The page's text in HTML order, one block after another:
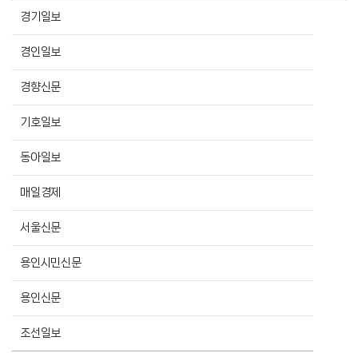
경기일보
경인일보
경향신문
기호일보
동아일보
매일경제
서울신문
용인시민신문
용인신문
조선일보